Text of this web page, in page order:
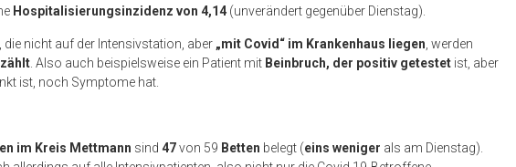
Hospitalisierungsinzidenz von 4,14 (unverändert gegenüber Dienstag).
die nicht auf der Intensivstation, aber „mit Covid“ im Krankenhaus liegen , werden
. Also auch beispielsweise ein Patient mit Beinbruch, der positiv getestet ist, aber
ist, noch Symptome hat.
im Kreis Mettmann sind 47von 59 Betten belegt (eins weniger als am Dienstag).